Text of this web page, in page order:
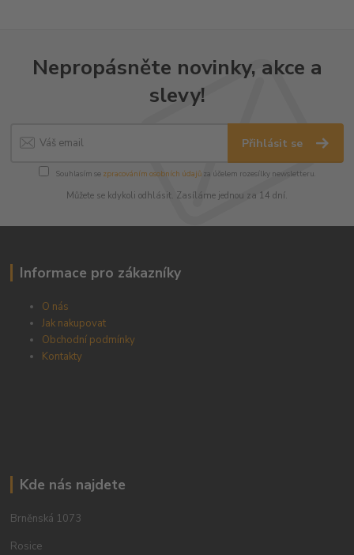
Nepropásněte novinky, akce a
slevy!
Přihlásit se
Souhlasím se zpracováním osobních údajůza účelem rozesílky newsletteru.
Můžete se kdykoli odhlásit. Zasíláme jednou za 14 dní.
Informace pro zákazníky
O nás
Jak nakupovat
Obchodní podmínky
Kontakty
Kde nás najdete
Brněnská 1073
Rosice